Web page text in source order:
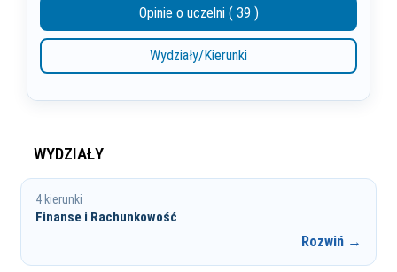
Opinie o uczelni ( 39 )
Wydziały/Kierunki
WYDZIAŁY
4 kierunki
Finanse i Rachunkowość
Rozwiń →